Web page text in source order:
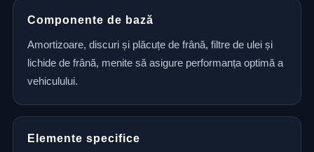
Componente de bază
Amortizoare, discuri și plăcuțe de frână, filtre de ulei și
lichide de frână, menite să asigure performanța optimă a
vehiculului.
Elemente specifice